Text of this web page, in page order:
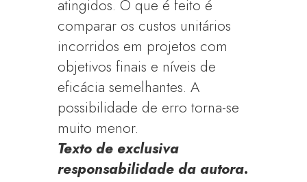
atingidos. O que é feito é
comparar os custos unitários
incorridos em projetos com
objetivos finais e níveis de
eficácia semelhantes. A
possibilidade de erro torna-se
muito menor.
Texto de exclusiva
responsabilidade da autora.